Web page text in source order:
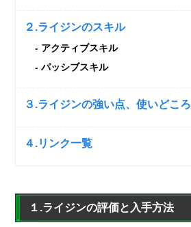
２.ライジンのスキル
アクティブスキル
パッシブスキル
３.ライジンの強い点、使いどころ
４.リンク一覧
１.ライジンの評価と入手方法